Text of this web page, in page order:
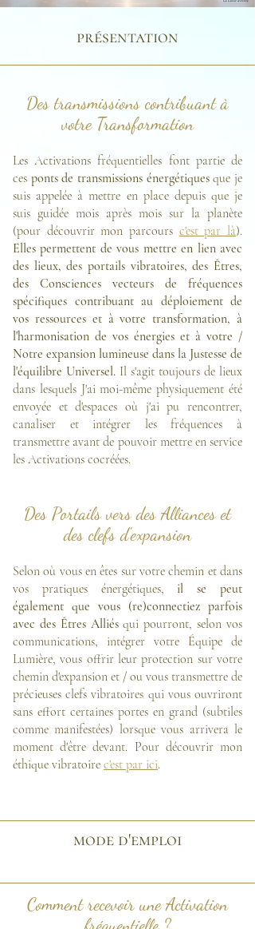
présentation
Des transmissions contribuant à
votre Transformation
Les Activations fréquentielles font partie de
ces ponts de transmissions énergétiquesque je
suis appelée à mettre en place depuis que je
suis guidée mois après mois sur la planète
(pour découvrir mon parcours c'est par là).
Elles permettent de vous mettre en lien avec
des lieux, des portails vibratoires, des Êtres,
des Consciences vecteurs de fréquences
spécifiques contribuant au déploiement de
vos ressources et à votre transformation, à
l'harmonisation de vos énergies et à votre /
Notre expansion lumineuse dans la Justesse de
l'équilibre Universel. Il s'agit toujours de lieux
dans lesquels J'ai moi-même physiquement été
envoyée et d'espaces où j'ai pu rencontrer,
canaliser et intégrer les fréquences à
transmettre avant de pouvoir mettre en service
les Activations cocréées.
Des Portails vers des Alliances et
des clefs d'expansion
Selon où vous en êtes sur votre chemin et dans
vos pratiques énergétiques, il se peut
également que vous (re)connectiez parfois
avec des Êtres Alliésqui pourront, selon vos
communications, intégrer votre Équipe de
Lumière, vous offrir leur protection sur votre
chemin d'expansion et / ou vous transmettre de
précieuses clefs vibratoires qui vous ouvriront
sans effort certaines portes en grand (subtiles
comme manifestées) lorsque vous arrivera le
moment d'être devant. Pour découvrir mon
éthique vibratoire c'est par ici.
mode d'emploi
Comment recevoir une Activation
fréquentielle ?